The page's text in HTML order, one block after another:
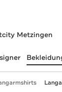
Metzingen